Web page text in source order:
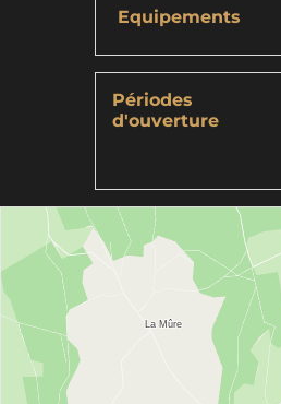
Equipements
Périodes
d'ouverture